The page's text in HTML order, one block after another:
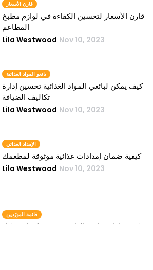
قارن الأسعار
قارن الأسعار لتحسين الكفاءة في لوازم مطبخ
المطاعم
Lila Westwood Nov 10, 2023
بائعو المواد الغذائية
كيف يمكن لبائعي المواد الغذائية تحسين إدارة
تكاليف الضيافة
Lila Westwood Nov 10, 2023
الإمداد الغذائي
كيفية ضمان إمدادات غذائية موثوقة لمطعمك
Lila Westwood Nov 10, 2023
قائمة المورّدين
كيفية إدارة قائمة البائعين في مطعمك بشكل